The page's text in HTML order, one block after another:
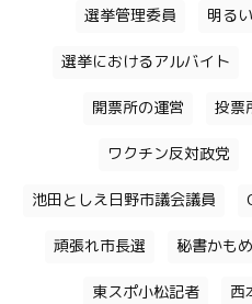
選挙管理委員 明る
選挙におけるアルバイト
開票所の運営 投票
ワクチン反対政党
池田としえ日野市議会議員
頑張れ市長選 秘書かも
東スポ小松記者 西